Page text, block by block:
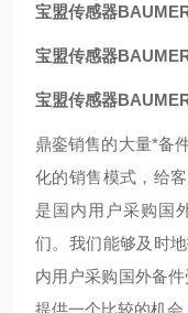
宝盟传感器
宝盟传感器
宝盟传感器
鼎銮销售的大量*备
化的销售模式，给
是国内用户采购国
们。我们能够及时
内用户采购国外备
提供一个比较的机会